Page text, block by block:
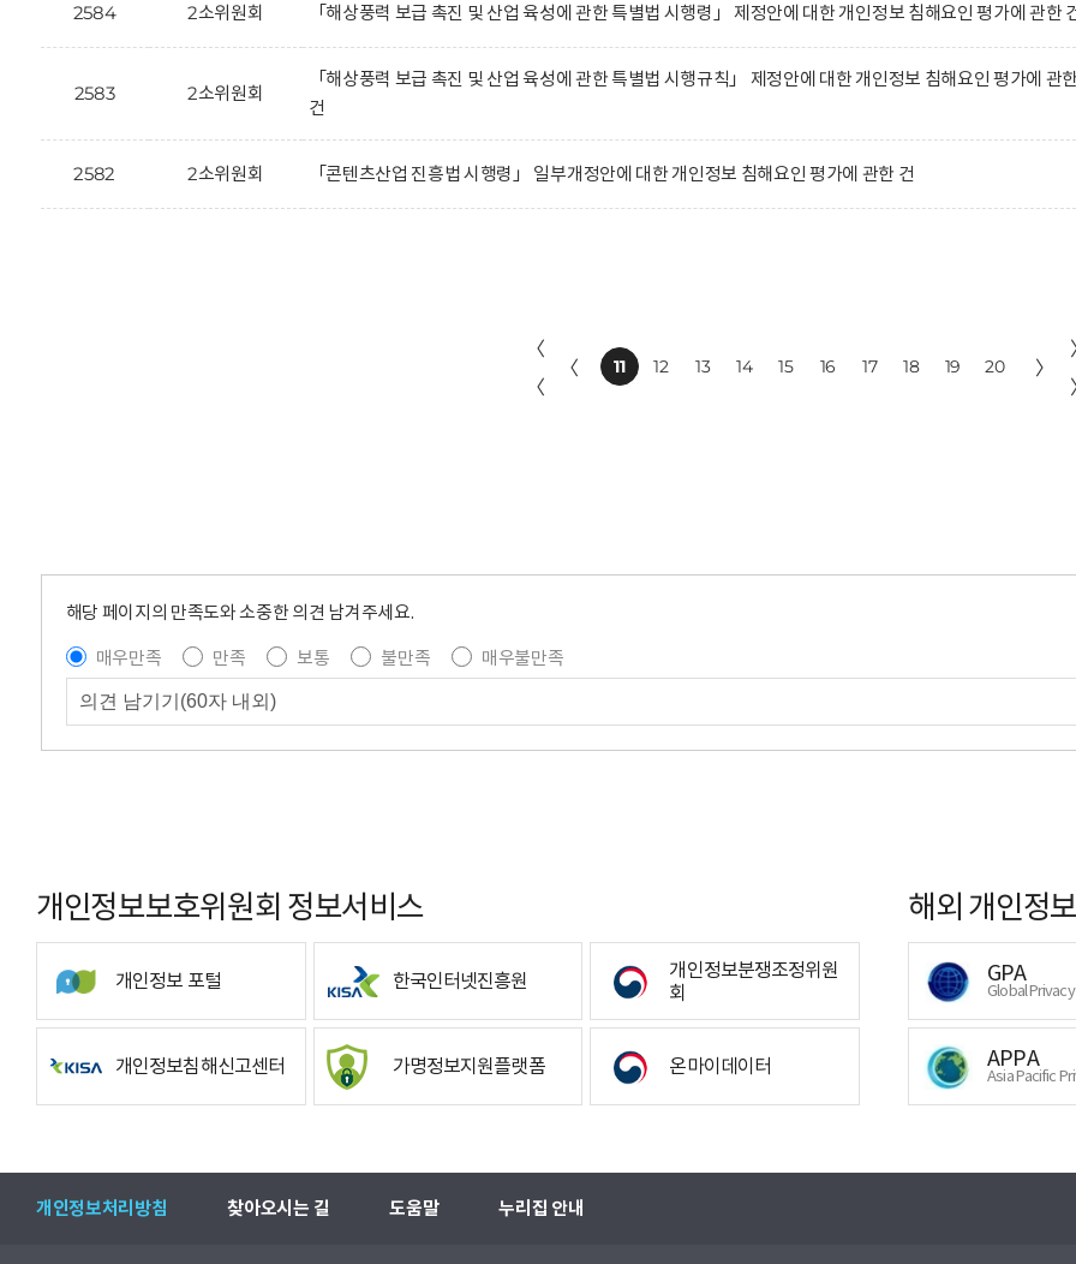
2584 2소위원회 「해상풍력 보급 촉진 및 산업 육성에 관한 특별법 시행령」 제정안에 대한 개인정보 침해요인 평가에 관한
2583 2소위원회
「해상풍력 보급 촉진 및 산업 육성에 관한 특별법 시행규칙」 제정안에 대한 개인정보 침해요인 평가에 관한
건
2582 2소위원회 「콘텐츠산업 진흥법 시행령」 일부개정안에 대한 개인정보 침해요인 평가에 관한 건
〈
〈
〈 11 12 13 14 15 16 17 18 19 20 〉
해당 페이지의 만족도와 소중한 의견 남겨주세요.
매우만족
만족 보통 불만족
매우불만족
개인정보보호위원회 정보서비스
개인정보 포털 한국인터넷진흥원
개인정보분쟁조정위원
회
개인정보침해신고센터 가명정보지원플랫폼 온마이데이터
해외 개인정
GPA
Global
APPA
Asia Pacific
개인정보처리방침 찾아오시는 길 도움말 누리집 안내